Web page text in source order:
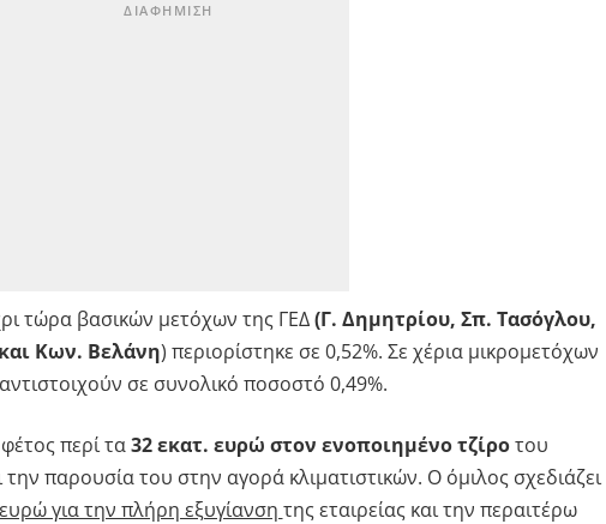
τώρα βασικών μετόχων της ΓΕΔ(Γ. Δημητρίου, Σπ. Τασόγλου,
Κων. Βελάνη) περιορίστηκε σε 0,52%. Σε χέρια μικρομετόχων
σε συνολικό ποσοστό 0,49%.
περί τα32 εκατ. ευρώ στον ενοποιημένο τζίροτου
παρουσία του στην αγορά κλιματιστικών. Ο όμιλος σχεδιάζει
για την πλήρη εξυγίανση της εταιρείας και την περαιτέρω